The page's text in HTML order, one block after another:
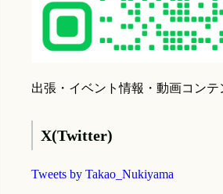
出張・イベント情報・動画コンテ
X(Twitter)
Tweets by Takao_Nukiyama